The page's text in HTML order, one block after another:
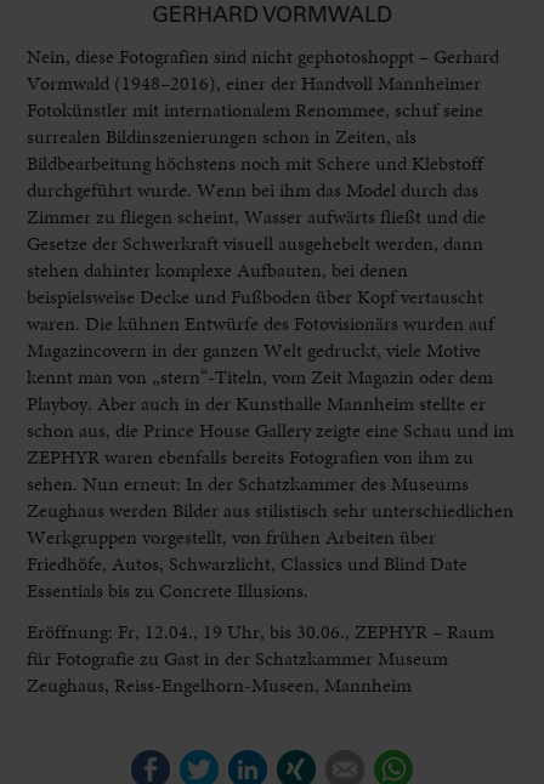
GERHARD VORMWALD
Nein, diese Fotografien sind nicht gephotoshoppt – Gerhard
Vormwald (1948–2016), einer der Handvoll Mannheimer
Fotokünstler mit internationalem Renommee, schuf seine
surrealen Bildinszenierungen schon in Zeiten, als
Bildbearbeitung höchstens noch mit Schere und Klebstoff
durchgeführt wurde. Wenn bei ihm das Model durch das
Zimmer zu fliegen scheint, Wasser aufwärts fließt und die
Gesetze der Schwerkraft visuell ausgehebelt werden, dann
stehen dahinter komplexe Aufbauten, bei denen
beispielsweise Decke und Fußboden über Kopf vertauscht
waren. Die kühnen Entwürfe des Fotovisionärs wurden auf
Magazincovern in der ganzen Welt gedruckt, viele Motive
kennt man von „stern“-Titeln, vom Zeit Magazin oder dem
Playboy. Aber auch in der Kunsthalle Mannheim stellte er
schon aus, die Prince House Gallery zeigte eine Schau und im
ZEPHYR waren ebenfalls bereits Fotografien von ihm zu
sehen. Nun erneut: In der Schatzkammer des Museums
Zeughaus werden Bilder aus stilistisch sehr unterschiedlichen
Werkgruppen vorgestellt, von frühen Arbeiten über
Friedhöfe, Autos, Schwarzlicht, Classics und Blind Date
Essentials bis zu Concrete Illusions.
Eröffnung: Fr, 12.04., 19 Uhr, bis 30.06., ZEPHYR – Raum
für Fotografie zu Gast in der Schatzkammer Museum
Zeughaus, Reiss-Engelhorn-Museen, Mannheim
FacebookTwitterLinkedIn E-mail